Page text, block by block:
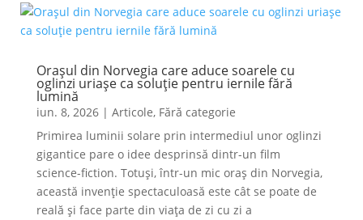
Orașul din Norvegia care aduce soarele cu
oglinzi uriașe ca soluție pentru iernile fără
lumină
iun. 8, 2026| Articole, Fără categorie
Primirea luminii solare prin intermediul unor oglinzi
gigantice pare o idee desprinsă dintr-un film
science-fiction. Totuși, într-un mic oraș din Norvegia,
această invenție spectaculoasă este cât se poate de
reală și face parte din viața de zi cu zi a